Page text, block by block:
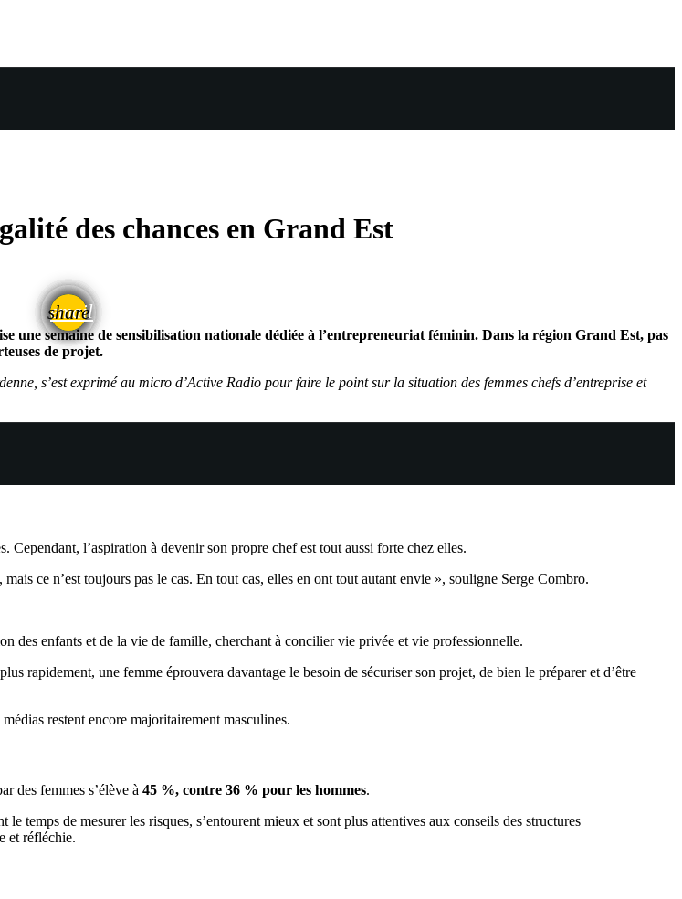
des chances en Grand Est
share
email
semaine de sensibilisation nationale dédiée à l’entrepreneuriat féminin. Dans la région Grand Est, pas
de projet.
s’est exprimé au micro d’Active Radio pour faire le point sur la situation des femmes chefs d’entreprise et
Cependant, l’aspiration à devenir son propre chef est tout aussi forte chez elles.
ce n’est toujours pas le cas. En tout cas, elles en ont tout autant envie », souligne Serge Combro.
des enfants et de la vie de famille, cherchant à concilier vie privée et vie professionnelle.
rapidement, une femme éprouvera davantage le besoin de sécuriser son projet, de bien le préparer et d’être
restent encore majoritairement masculines.
des femmes s’élève à 45 %, contre 36 % pour les hommes.
temps de mesurer les risques, s’entourent mieux et sont plus attentives aux conseils des structures
et réfléchie.